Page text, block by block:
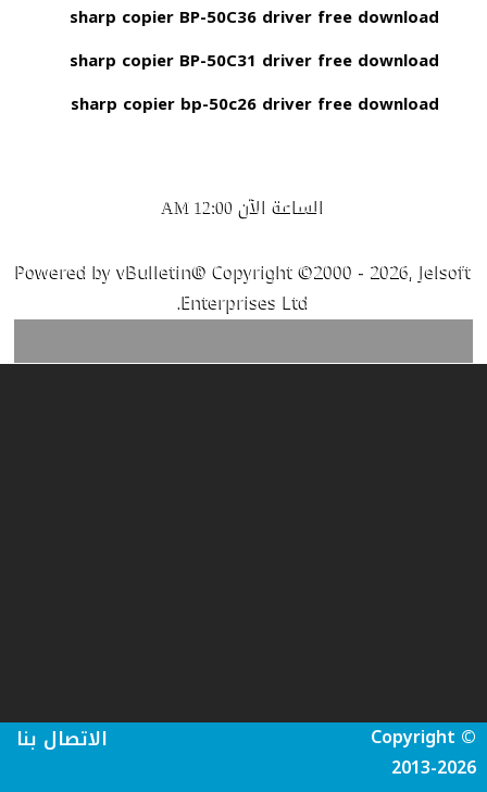
sharp copier BP-50C36 driver free download
sharp copier BP-50C31 driver free download
sharp copier bp-50c26 driver free download
الساعة الآن 12:00 AM
Powered by vBulletin® Copyright ©2000 - 2026, Jelsoft
Enterprises Ltd.
الاتصال بنا
Copyright ©
2013-2026